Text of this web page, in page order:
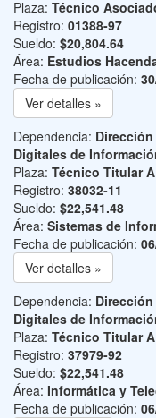
Plaza: Técnico
Registro: 01388-97
Sueldo: $20,804.64
Área: Estudios
Fecha de publicación:
Ver detalles »
Dependencia:
Digitales de
Plaza: Técnico Titular
Registro: 38032-11
Sueldo: $22,541.48
Área: Sistemas de
Fecha de publicación:
Ver detalles »
Dependencia:
Digitales de
Plaza: Técnico Titular
Registro: 37979-92
Sueldo: $22,541.48
Área: Informática y
Fecha de publicación: